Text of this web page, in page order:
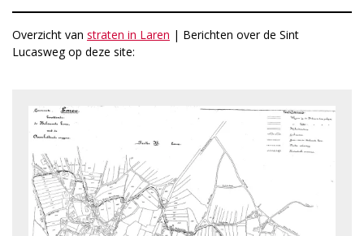
Overzicht van straten in Laren | Berichten over de Sint
Lucasweg op deze site: